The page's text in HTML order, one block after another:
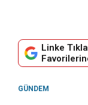
Linke
GÜNDEM